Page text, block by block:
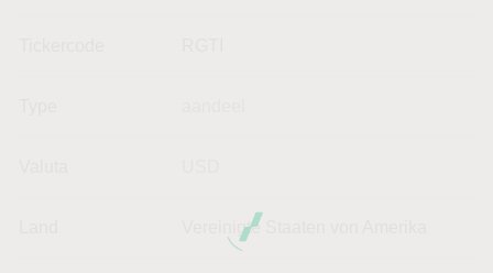
Vereinigte Staaten von Amerika